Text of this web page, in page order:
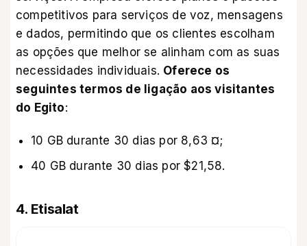
competitivos para serviços de voz, mensagens
e dados, permitindo que os clientes escolham
as opções que melhor se alinham com as suas
necessidades individuais. Oferece os
seguintes termos de ligação aos visitantes
do Egito:
10 GB durante 30 dias por 8,63 ¤;
40 GB durante 30 dias por $21,58.
4. Etisalat